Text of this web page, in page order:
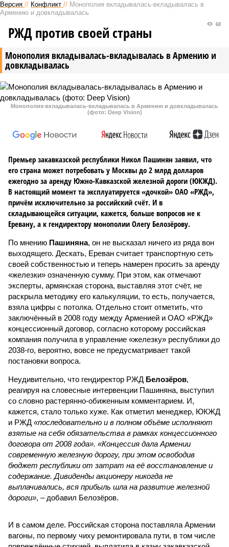
Версия // Конфликт // Монополия вкладывалась-вкладывалась в
Армению и довкладывалась
Монополия вкладывалась-вкладывалась в Армению и
довкладывалась
68
РЖД против своей страны
Монополия вкладывалась-вкладывалась в Армению и довкладывалась
(фото: Deep Vision)
Премьер закавказской республики Никол Пашинян заявил, что
его страна может потребовать у Москвы до 2 млрд долларов
ежегодно за аренду Южно-Кавказской железной дороги (ЮКЖД).
В настоящий момент та эксплуатируется «дочкой» ОАО «РЖД»,
причём исключительно за российский счёт. И в
складывающейся ситуации, кажется, больше вопросов не к
Еревану, а к гендиректору монополии Олегу Белозёрову.
По мнению Пашиняна, он не высказал ничего из ряда вон
выходящего. Дескать, Ереван считает транспортную сеть
своей собственностью и теперь намерен просить за аренду
«железки» означенную сумму. При этом, как отмечают
эксперты, армянская сторона, выставляя этот счёт, не
раскрыла методику его калькуляции, то есть, получается,
взяла цифры с потолка. Отдельно стоит отметить, что
заключённый в 2008 году между Арменией и ОАО «РЖД»
концессионный договор, согласно которому российская
компания получила в управление «железку» республики до
2038-го, вероятно, вовсе не предусматривает такой
постановки вопроса.
Неудивительно, что гендиректор РЖД Белозёров,
реагируя на словесные интервенции Пашиняна, выступил
со словно растерянно-обиженным комментарием. И,
кажется, стало только хуже. Как отметил менеджер, ЮКЖД
и РЖД «последовательно и в полном объёме исполняют
взятые на себя обязательства в рамках концессионного
договора от 2008 года». «Концессия дала Армении
современную железную дорогу, при этом освободив
бюджет республики от затрат на её восстановление и
содержание. Дивиденды акционеру никогда не
выплачивались, вся прибыль шла на развитие железной
дороги», – добавил Белозёров.
И в самом деле. Российская сторона поставляла Армении
вагоны, по первому чиху ремонтировала пути, в том числе